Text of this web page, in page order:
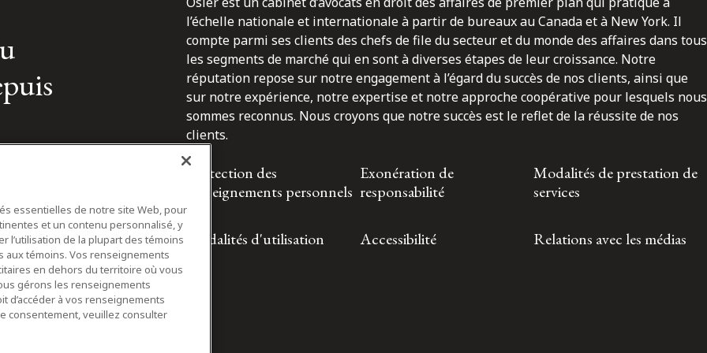
l’échelle nationale et internationale à partir de bureaux au Canada et à New York. Il
compte parmi ses clients des chefs de file du secteur et du monde des affaires dans tous
les segments de marché qui en sont à diverses étapes de leur croissance. Notre
réputation repose sur notre engagement à l’égard du succès de nos clients, ainsi que
sur notre expérience, notre expertise et notre approche coopérative pour lesquels nous
sommes reconnus. Nous croyons que notre succès est le reflet de la réussite de nos
clients.
Protection des
renseignements personnels
Exonération de
responsabilité
Modalités de prestation de
services
Modalités d'utilisation Accessibilité Relations avec les médias
essentielles de notre site Web, pour
et un contenu personnalisé, y
l’utilisation de la plupart des témoins
témoins. Vos renseignements
en dehors du territoire où vous
gérons les renseignements
d’accéder à vos renseignements
consentement, veuillez consulter